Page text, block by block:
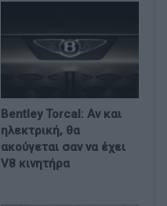
Bentley Torcal: Αν και
ηλεκτρική, θα
ακούγεται σαν να έχει
V8 κινητήρα